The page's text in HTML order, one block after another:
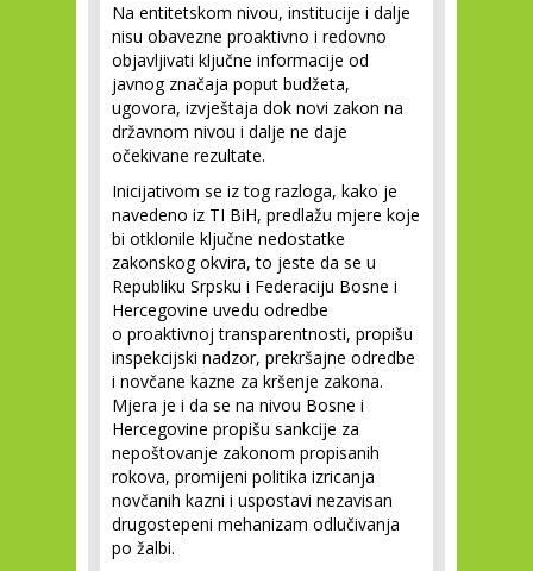
Na entitetskom nivou, institucije i dalje
nisu obavezne proaktivno i redovno
objavljivati ključne informacije od
javnog značaja poput budžeta,
ugovora, izvještaja dok novi zakon na
državnom nivou i dalje ne daje
očekivane rezultate.
Inicijativom se iz tog razloga, kako je
navedeno iz TI BiH, predlažu mjere koje
bi otklonile ključne nedostatke
zakonskog okvira, to jeste da se u
Republiku Srpsku i Federaciju Bosne i
Hercegovine uvedu odredbe
o proaktivnoj transparentnosti, propišu
inspekcijski nadzor, prekršajne odredbe
i novčane kazne za kršenje zakona.
Mjera je i da se na nivou Bosne i
Hercegovine propišu sankcije za
nepoštovanje zakonom propisanih
rokova, promijeni politika izricanja
novčanih kazni i uspostavi nezavisan
drugostepeni mehanizam odlučivanja
po žalbi.